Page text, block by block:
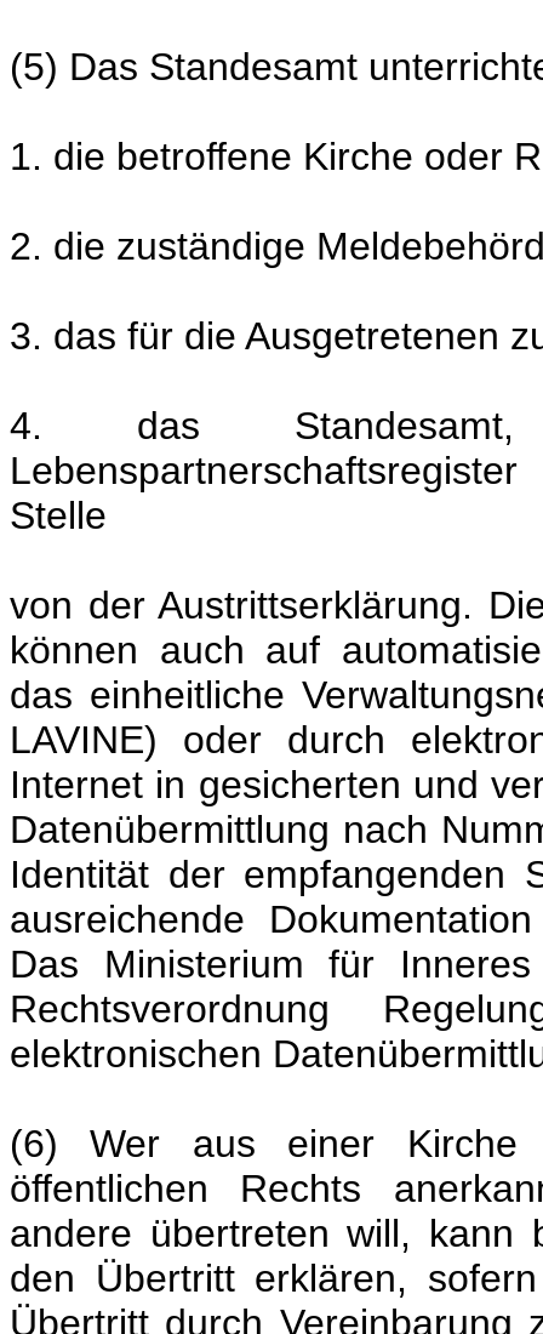
(5) Das Standesamt
1. die betroffene Kirche oder
2. die zuständige
3. das für die Ausgetretenen
4. das
Stelle
von der Austrittserklärung.
können auch auf
das einheitliche
LAVINE) oder durch
Internet in gesicherten und
Datenübermittlung nach
Identität der empfangenden
ausreichende
Das Ministerium für
Rechtsverordnung
elektronischen
(6) Wer aus einer Kirche
öffentlichen Rechts
andere übertreten will, kann
den Übertritt erklären,
Übertritt durch Vereinbarung